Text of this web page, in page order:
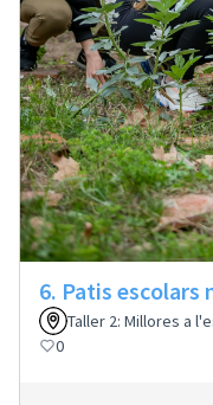
6. Patis
Taller 2: Millores a
0